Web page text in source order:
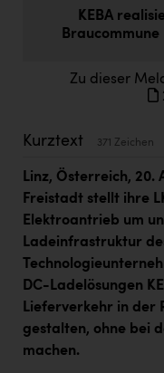
Doppler Gruppe
everfield
Fristads Austria
HIG Infomotion Group
IFE Austria GmbH
Immotech
INTERSPAR
Jesolo
KEBA
Zu dieser
Kurztext 371 Zeichen
Linz, Österreich, 20.
Freistadt stellt ihre
Elektroantrieb um
Ladeinfrastruktur
DC-Ladelösungen
Lieferverkehr in der
gestalten, ohne bei
machen.